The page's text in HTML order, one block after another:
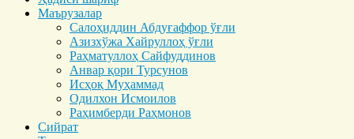
Маърузалар
Салоҳиддин Абдуғаффор ўғли
Азизхўжа Хайруллоҳ ўғли
Раҳматуллоҳ Сайфуддинов
Анвар қори Турсунов
Исҳоқ Муҳаммад
Одилхон Исмоилов
Раҳимберди Раҳмонов
Сийрат